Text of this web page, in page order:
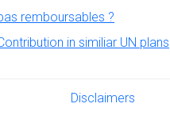
remboursables ?
in similiar UN plans
Disclaimers
Disclaimers